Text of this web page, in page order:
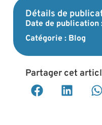
Détails de
Date de publication
Catégorie : Blog
Partager cet